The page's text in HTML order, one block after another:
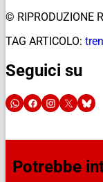
© RIPRODUZIONE
TAG ARTICOLO:
Seguici su
Potrebbe